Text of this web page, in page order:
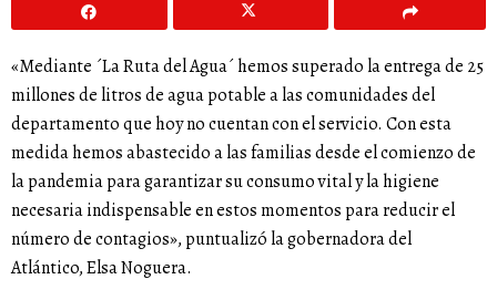
«Mediante ´La Ruta del Agua´ hemos superado la entrega de 25
millones de litros de agua potable a las comunidades del
departamento que hoy no cuentan con el servicio. Con esta
medida hemos abastecido a las familias desde el comienzo de
la pandemia para garantizar su consumo vital y la higiene
necesaria indispensable en estos momentos para reducir el
número de contagios», puntualizó la gobernadora del
Atlántico, Elsa Noguera.